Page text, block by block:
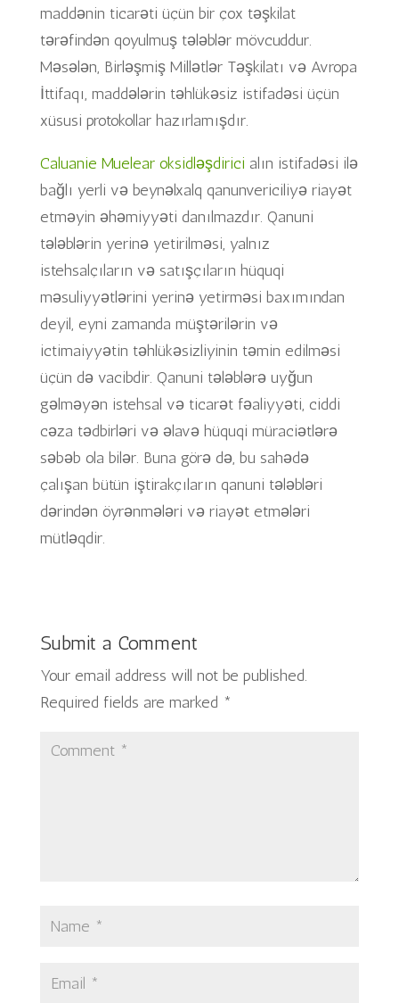
maddənin ticarəti üçün bir çox təşkilat
tərəfindən qoyulmuş tələblər mövcuddur.
Məsələn, Birləşmiş Millətlər Təşkilatı və Avropa
İttifaqı, maddələrin təhlükəsiz istifadəsi üçün
xüsusi protokollar hazırlamışdır.
Caluanie Muelear oksidləşdirici alın istifadəsi ilə
bağlı yerli və beynəlxalq qanunvericiliyə riayət
etməyin əhəmiyyəti danılmazdır. Qanuni
tələblərin yerinə yetirilməsi, yalnız
istehsalçıların və satışçıların hüquqi
məsuliyyətlərini yerinə yetirməsi baxımından
deyil, eyni zamanda müştərilərin və
ictimaiyyətin təhlükəsizliyinin təmin edilməsi
üçün də vacibdir. Qanuni tələblərə uyğun
gəlməyən istehsal və ticarət fəaliyyəti, ciddi
cəza tədbirləri və əlavə hüquqi müraciətlərə
səbəb ola bilər. Buna görə də, bu sahədə
çalışan bütün iştirakçıların qanuni tələbləri
dərindən öyrənmələri və riayət etmələri
mütləqdir.
Submit a Comment
Your email address will not be published.
Required fields are marked *